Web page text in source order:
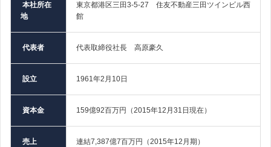
本社所在
地
東京都港区三田3-5-27 住友不動産三田ツインビル西
館
代表者 代表取締役社長 高原豪久
設立 1961年2月10日
資本金 159億92百万円（2015年12月31日現在）
売上 連結7,387億7百万円（2015年12月期）